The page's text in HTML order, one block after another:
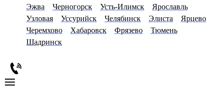
Эжва
Черногорск Усть-Илимск
Ярославль
Узловая
Уссурийск Челябинск Элиста
Ярцево
Черемхово
Хабаровск Фрязево
Тюмень
Шадринск